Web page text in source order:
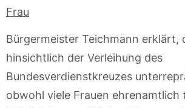
Frau
Bürgermeister Teichmann erklärt,
hinsichtlich der Verleihung des
Bundesverdienstkreuzes
obwohl viele Frauen ehrenamtlich